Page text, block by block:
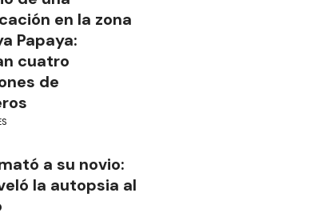
en la zona
Papaya:
cuatro
de
a su novio:
la autopsia al